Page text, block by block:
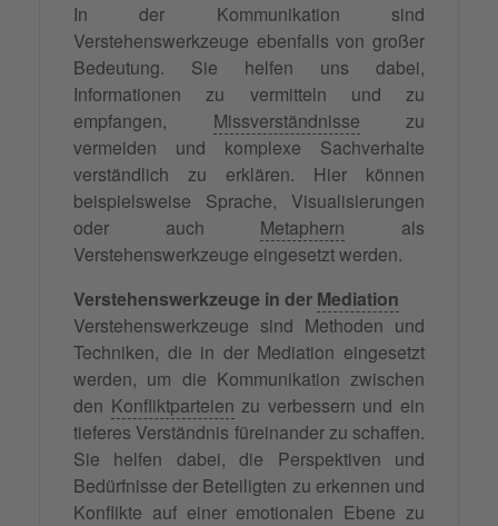
In der Kommunikation sind
Verstehenswerkzeuge ebenfalls von großer
Bedeutung. Sie helfen uns dabei,
Informationen zu vermitteln und zu
empfangen, Missverständnisse zu
vermeiden und komplexe Sachverhalte
verständlich zu erklären. Hier können
beispielsweise Sprache, Visualisierungen
oder auch Metaphern als
Verstehenswerkzeuge eingesetzt werden.
Verstehenswerkzeuge in der Mediation
Verstehenswerkzeuge sind Methoden und
Techniken, die in der Mediation eingesetzt
werden, um die Kommunikation zwischen
den Konfliktparteien zu verbessern und ein
tieferes Verständnis füreinander zu schaffen.
Sie helfen dabei, die Perspektiven und
Bedürfnisse der Beteiligten zu erkennen und
Konflikte auf einer emotionalen Ebene zu